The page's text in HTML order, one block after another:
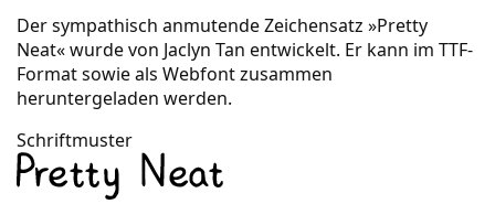
Der sympathisch anmutende Zeichensatz »Pretty
Neat« wurde von Jaclyn Tan entwickelt. Er kann im TTF-
Format sowie als Webfont zusammen
heruntergeladen werden.
Schriftmuster